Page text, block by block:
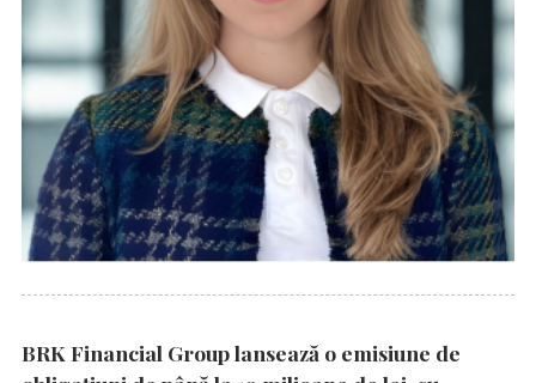
BRK Financial Group lansează o emisiune de